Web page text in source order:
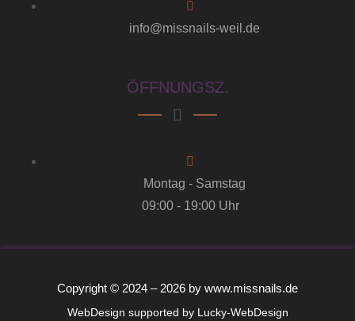
info@missnails-weil.de
ÖFFNUNGSZ.
Montag - Samstag
09:00 - 19:00 Uhr
Copyright © 2024 – 2026 by www.missnails.de
WebDesign supported by Lucky-WebDesign